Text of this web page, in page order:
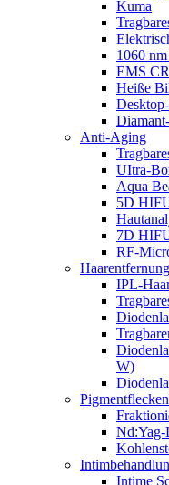
Kuma
1060
EMS
Heiße
Anti-Aging
UItra-
Aqua
5D
7D
RF-
Haarentfernung
IPL-
W)
Nd:Yag-
Intime